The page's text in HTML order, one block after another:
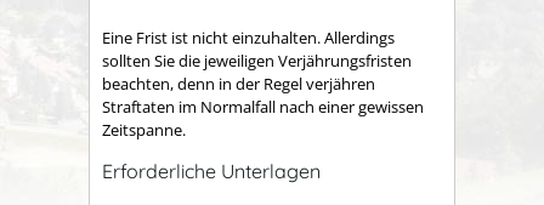
Eine Frist ist nicht einzuhalten. Allerdings
sollten Sie die jeweiligen Verjährungsfristen
beachten, denn in der Regel verjähren
Straftaten im Normalfall nach einer gewissen
Zeitspanne.
Erforderliche Unterlagen